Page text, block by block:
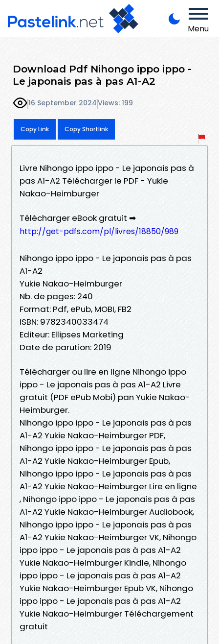
Menu
Download Pdf Nihongo ippo ippo -
Le japonais pas à pas A1-A2
16 September 2024Views: 199
Copy Link Copy Shortlink
Livre Nihongo ippo ippo - Le japonais pas à
pas A1-A2 Télécharger le PDF - Yukie
Nakao-Heimburger
Télécharger eBook gratuit ➡
http://get-pdfs.com/pl/livres/18850/989
Nihongo ippo ippo - Le japonais pas à pas
A1-A2
Yukie Nakao-Heimburger
Nb. de pages: 240
Format: Pdf, ePub, MOBI, FB2
ISBN: 9782340033474
Editeur: Ellipses Marketing
Date de parution: 2019
Télécharger ou lire en ligne Nihongo ippo
ippo - Le japonais pas à pas A1-A2 Livre
gratuit (PDF ePub Mobi) pan Yukie Nakao-
Heimburger.
Nihongo ippo ippo - Le japonais pas à pas
A1-A2 Yukie Nakao-Heimburger PDF,
Nihongo ippo ippo - Le japonais pas à pas
A1-A2 Yukie Nakao-Heimburger Epub,
Nihongo ippo ippo - Le japonais pas à pas
A1-A2 Yukie Nakao-Heimburger Lire en ligne
, Nihongo ippo ippo - Le japonais pas à pas
A1-A2 Yukie Nakao-Heimburger Audiobook,
Nihongo ippo ippo - Le japonais pas à pas
A1-A2 Yukie Nakao-Heimburger VK, Nihongo
ippo ippo - Le japonais pas à pas A1-A2
Yukie Nakao-Heimburger Kindle, Nihongo
ippo ippo - Le japonais pas à pas A1-A2
Yukie Nakao-Heimburger Epub VK, Nihongo
ippo ippo - Le japonais pas à pas A1-A2
Yukie Nakao-Heimburger Téléchargement
gratuit